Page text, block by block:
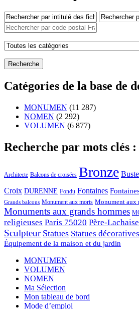
Catégories de la base de
MONUMEN (11 287)
NOMEN (2 292)
VOLUMEN (6 877)
Recherche par mots clés :
Architecte Balcons de croisées Bronze
Croix DURENNE Fondu Fontaines
Grands balcons Monument aux morts Monument aux
Monuments aux grands hommes
religieuses Paris 75020 Père-Lachaise
Sculpteur Statues Statues décoratives
Équipement de la maison et du jardin
MONUMEN
VOLUMEN
NOMEN
Ma Sélection
Mon tableau de bord
Mode d’emploi